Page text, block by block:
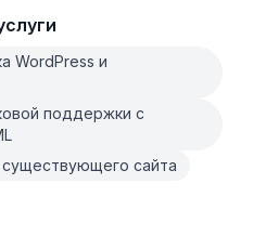
WordPress и
поддержки с
сайта